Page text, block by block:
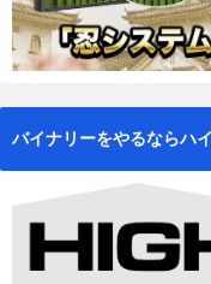
バイナリーをやるならハ